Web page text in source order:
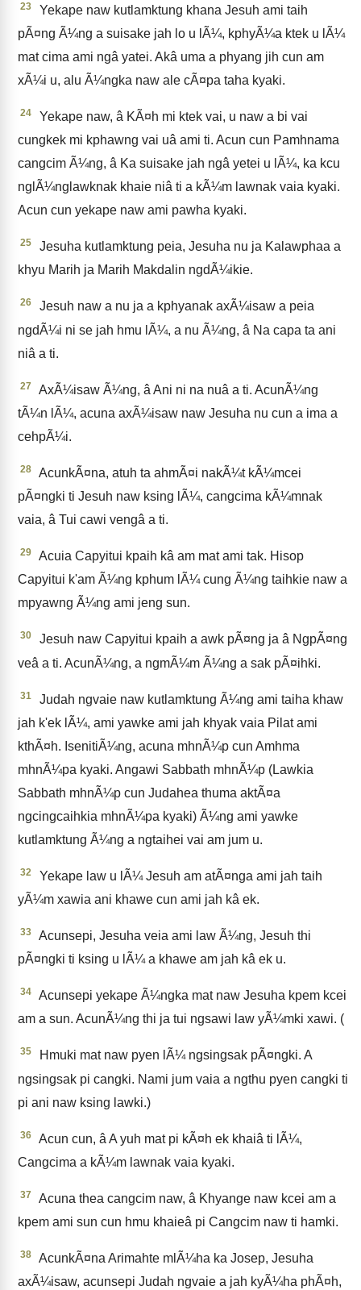
23
Yekape naw kutlamktung khana Jesuh ami taih
pÃ¤ng Ã¼ng a suisake jah lo u lÃ¼, kphyÃ¼a ktek u lÃ¼
mat cima ami ngâ yatei. Akâ uma a phyang jih cun am
xÃ¼i u, alu Ã¼ngka naw ale cÃ¤pa taha kyaki.
24
Yekape naw, â KÃ¤h mi ktek vai, u naw a bi vai
cungkek mi kphawng vai uâ ami ti. Acun cun Pamhnama
cangcim Ã¼ng, â Ka suisake jah ngâ yetei u lÃ¼, ka kcu
nglÃ¼nglawknak khaie niâ ti a kÃ¼m lawnak vaia kyaki.
Acun cun yekape naw ami pawha kyaki.
25
Jesuha kutlamktung peia, Jesuha nu ja Kalawphaa a
khyu Marih ja Marih Makdalin ngdÃ¼ikie.
26
Jesuh naw a nu ja a kphyanak axÃ¼isaw a peia
ngdÃ¼i ni se jah hmu lÃ¼, a nu Ã¼ng, â Na capa ta ani
niâ a ti.
27
AxÃ¼isaw Ã¼ng, â Ani ni na nuâ a ti. AcunÃ¼ng
tÃ¼n lÃ¼, acuna axÃ¼isaw naw Jesuha nu cun a ima a
cehpÃ¼i.
28
AcunkÃ¤na, atuh ta ahmÃ¤i nakÃ¼t kÃ¼mcei
pÃ¤ngki ti Jesuh naw ksing lÃ¼, cangcima kÃ¼mnak
vaia, â Tui cawi vengâ a ti.
29
Acuia Capyitui kpaih kâ am mat ami tak. Hisop
Capyitui k'am Ã¼ng kphum lÃ¼ cung Ã¼ng taihkie naw a
mpyawng Ã¼ng ami jeng sun.
30
Jesuh naw Capyitui kpaih a awk pÃ¤ng ja â NgpÃ¤ng
veâ a ti. AcunÃ¼ng, a ngmÃ¼m Ã¼ng a sak pÃ¤ihki.
31
Judah ngvaie naw kutlamktung Ã¼ng ami taiha khaw
jah k'ek lÃ¼, ami yawke ami jah khyak vaia Pilat ami
kthÃ¤h. IsenitiÃ¼ng, acuna mhnÃ¼p cun Amhma
mhnÃ¼pa kyaki. Angawi Sabbath mhnÃ¼p (Lawkia
Sabbath mhnÃ¼p cun Judahea thuma aktÃ¤a
ngcingcaihkia mhnÃ¼pa kyaki) Ã¼ng ami yawke
kutlamktung Ã¼ng a ngtaihei vai am jum u.
32
Yekape law u lÃ¼ Jesuh am atÃ¤nga ami jah taih
yÃ¼m xawia ani khawe cun ami jah kâ ek.
33
Acunsepi, Jesuha veia ami law Ã¼ng, Jesuh thi
pÃ¤ngki ti ksing u lÃ¼ a khawe am jah kâ ek u.
34
Acunsepi yekape Ã¼ngka mat naw Jesuha kpem kcei
am a sun. AcunÃ¼ng thi ja tui ngsawi law yÃ¼mki xawi. (
35
Hmuki mat naw pyen lÃ¼ ngsingsak pÃ¤ngki. A
ngsingsak pi cangki. Nami jum vaia a ngthu pyen cangki ti
pi ani naw ksing lawki.)
36
Acun cun, â A yuh mat pi kÃ¤h ek khaiâ ti lÃ¼,
Cangcima a kÃ¼m lawnak vaia kyaki.
37
Acuna thea cangcim naw, â Khyange naw kcei am a
kpem ami sun cun hmu khaieâ pi Cangcim naw ti hamki.
38
AcunkÃ¤na Arimahte mlÃ¼ha ka Josep, Jesuha
axÃ¼isaw, acunsepi Judah ngvaie a jah kyÃ¼ha phÃ¤h,